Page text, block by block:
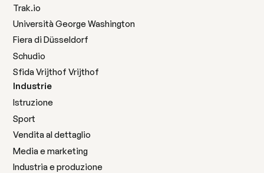
Trak.io
Università George Washington
Fiera di Düsseldorf
Schudio
Sfida Vrijthof Vrijthof
Industrie
Istruzione
Sport
Vendita al dettaglio
Media e marketing
Industria e produzione